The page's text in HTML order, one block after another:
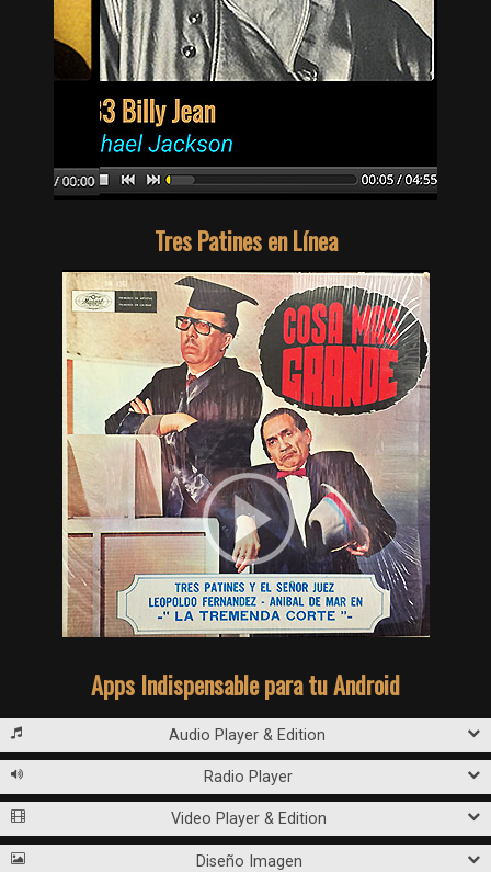
Tres Patines en Línea
Apps Indispensable para tu Android
Audio Player & Edition
Radio Player
Video Player & Edition
Diseño Imagen